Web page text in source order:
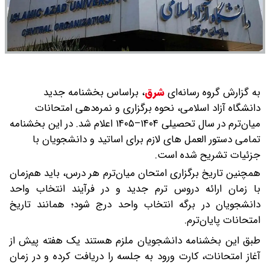
به گزارش گروه رسانه‌ایشرق، براساس بخشنامه جدید
دانشگاه آزاد اسلامی، نحوه برگزاری و نمره‌دهی امتحانات
میان‌ترم در سال تحصیلی ۱۴۰۴–۱۴۰۵ اعلام شد. در این بخشنامه
تمامی دستور العمل های لازم برای اساتید و دانشجویان با
جزئیات تشریح شده است.
همچنین تاریخ برگزاری امتحان میان‌ترم هر درس، باید هم‌زمان
با زمان ارائه دروس ترم جدید و در فرآیند انتخاب واحد
دانشجویان در برگه انتخاب واحد درج شود؛ همانند تاریخ
امتحانات پایان‌ترم.
طبق این بخشنامه دانشجویان ملزم هستند یک هفته پیش از
آغاز امتحانات، کارت ورود به جلسه را دریافت کرده و در زمان